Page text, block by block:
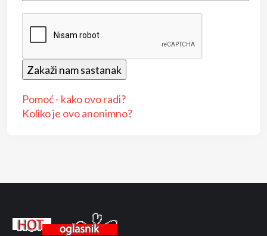
Pomoć - kako ovo radi?
Koliko je ovo anonimno?